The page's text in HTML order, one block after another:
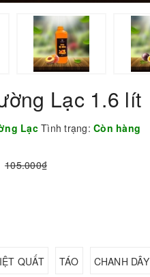
Lạc 1.6 lít
Lạc Tình trạng: Còn hàng
105.000₫
QUẤT TÁO CHANH DÂY